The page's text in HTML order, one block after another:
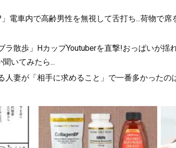
電車内で高齢男性を無視して舌打ち...荷物で席
散歩」HカップYoutuberを直撃!おっぱいが揺
いてみたら...
妻が「相手に求めること」で一番多かったの